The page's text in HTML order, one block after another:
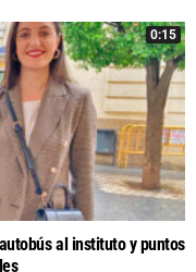
0:15
al instituto y puntos